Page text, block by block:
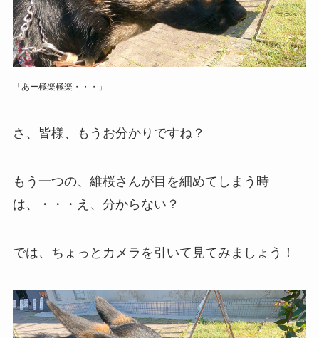
「あー極楽極楽・・・」
さ、皆様、もうお分かりですね？
もう一つの、維桜さんが目を細めてしまう時
は、・・・え、分からない？
では、ちょっとカメラを引いて見てみましょう！